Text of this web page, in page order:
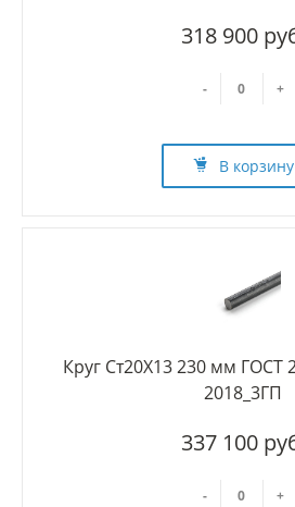
318 900
- +
В корзину
Круг Ст20Х13 230 мм ГОСТ
2018_3ГП
337 100
- +